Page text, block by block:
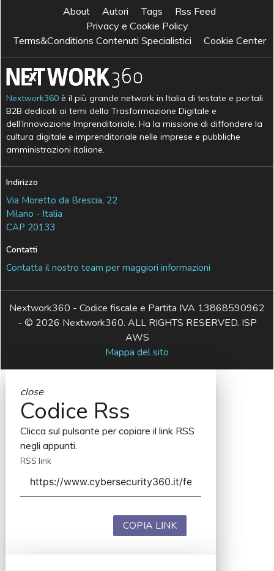
About Autori Tags
Rss Feed
Privacy e Cookie Policy
Terms&Conditions Contenuti Specialistici
Cookie Center
Nextwork360 è il più grande network in Italia di testate e portali
B2B dedicati ai temi della Trasformazione Digitale e
dell’Innovazione Imprenditoriale. Ha la missione di diffondere la
cultura digitale e imprenditoriale nelle imprese e pubbliche
amministrazioni italiane.
Indirizzo
Via Moretto da Brescia, 22
Milano - Italia
CAP 20133
Contatti
Contatta il nostro team per maggiori informazioni
Nextwork360 - Codice fiscale e Partita IVA 13868590962
- © 2026 Nextwork360. ALL RIGHTS RESERVED. ISP
AWS
Mappa del sito
close
Codice Rss
Clicca sul pulsante per copiare il link RSS
negli appunti.
RSS link
COPIA LINK